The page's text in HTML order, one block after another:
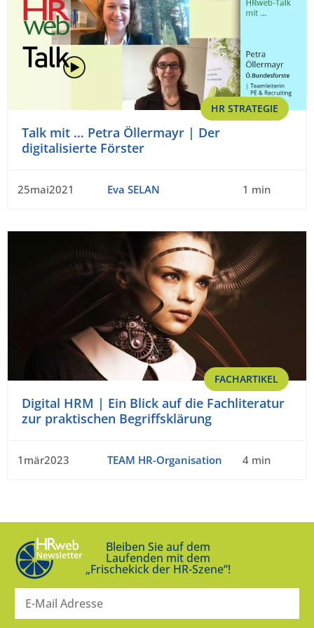
HR STRATEGIE
Talk mit … Petra Öllermayr | Der
digitalisierte Förster
25mai2021 Eva SELAN 1 min
FACHARTIKEL
Digital HRM | Ein Blick auf die Fachliteratur
zur praktischen Begriffsklärung
1mär2023 TEAM HR-Organisation 4 min
Bleiben Sie auf dem
Laufenden mit dem
„Frischekick der HR-Szene“!